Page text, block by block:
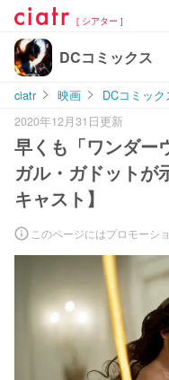
[ シアター ]
DCコミックス
ciatr 映画 DCコミック
2020年12月31日更新
早くも「ワンダー
ガル・ガドットが
キャスト】
このページにはプロモーシ